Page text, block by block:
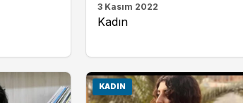
3 Kasım 2022
Kadın
KADIN